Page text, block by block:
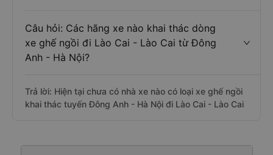
Câu hỏi: Các hãng xe nào khai thác dòng
xe ghế ngồi đi Lào Cai - Lào Cai từ Đông
Anh - Hà Nội?
Trả lời: Hiện tại chưa có nhà xe nào có loại xe ghế ngồi
khai thác tuyến Đông Anh - Hà Nội đi Lào Cai - Lào Cai